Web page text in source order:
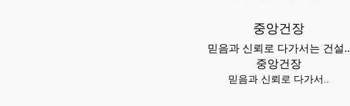
중앙건장
믿음과 신뢰로 다가서는 건설..
중앙건장
믿음과 신뢰로 다가서..